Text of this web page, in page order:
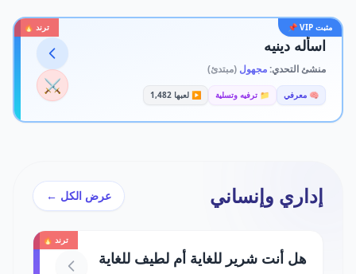
مثبت VIP 📌 ترند 🔥
اسأله دينيه
منشئ التحدي:مجهول (مبتدئ)
🧠 معرفي 📁 ترفيه وتسلية ▶️ لعبها 1,482 ⚔️
إداري وإنساني عرض الكل ←
ترند 🔥
هل أنت شرير للغاية أم لطيف للغاية